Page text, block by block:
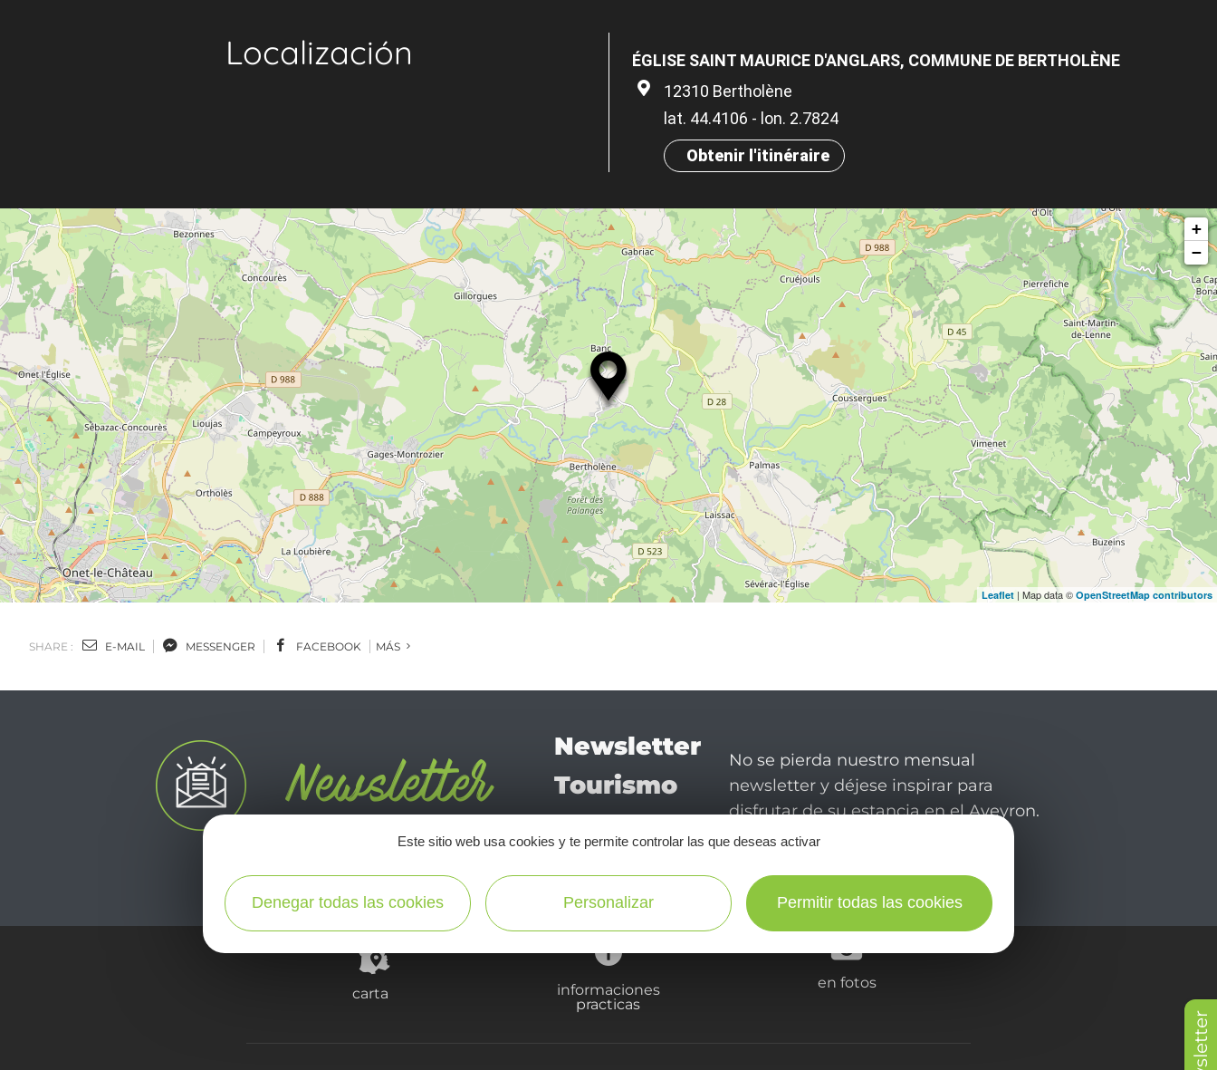
Localización
ÉGLISE SAINT MAURICE D'ANGLARS, COMMUNE DE BERTHOLÈNE
12310 Bertholène
lat. 44.4106 - lon. 2.7824
Obtenir l'itinéraire
+
−
Leaflet | Map data © OpenStreetMap contributors
SHARE : E-MAIL MESSENGER FACEBOOK MÁS
Newsletter
Tourismo
en Aveyron
No se pierda nuestro mensual
newsletter y déjese inspirar para
disfrutar de su estancia en el Aveyron.
carta
informaciones
practicas
en fotos
Este sitio web usa cookies y te permite controlar las que deseas activar
Denegar todas las cookies Personalizar Permitir todas las cookies